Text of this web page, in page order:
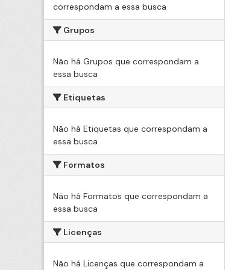
correspondam a essa busca
Grupos
Não há Grupos que correspondam a
essa busca
Etiquetas
Não há Etiquetas que correspondam a
essa busca
Formatos
Não há Formatos que correspondam a
essa busca
Licenças
Não há Licenças que correspondam a